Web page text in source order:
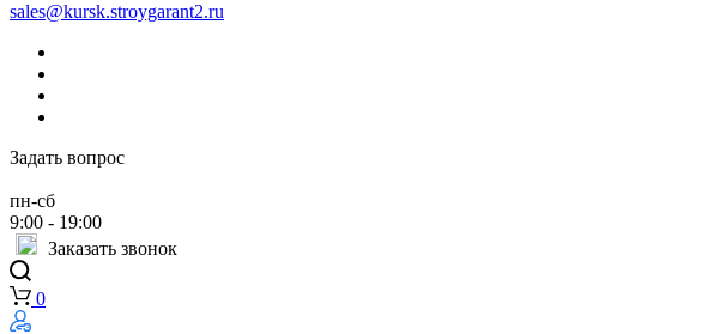
sales@kursk.stroygarant2.ru
Задать вопрос
пн-сб
9:00 - 19:00
Заказать звонок
0